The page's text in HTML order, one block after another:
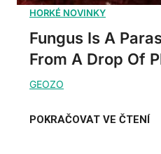
Fungus Is A
From A Drop Of